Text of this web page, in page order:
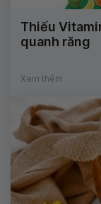
Thiếu
quanh răng
Xem thêm